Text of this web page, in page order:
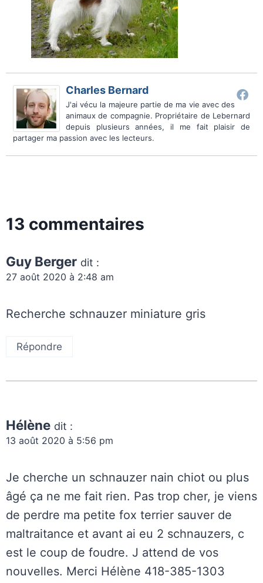
Charles Bernard
J'ai vécu la majeure partie de ma vie avec des
animaux de compagnie. Propriétaire de Lebernard
depuis plusieurs années, il me fait plaisir de
partager ma passion avec les lecteurs.
13 commentaires
Guy Berger dit :
27 août 2020 à 2:48 am
Recherche schnauzer miniature gris
Répondre
Hélène dit :
13 août 2020 à 5:56 pm
Je cherche un schnauzer nain chiot ou plus
âgé ça ne me fait rien. Pas trop cher, je viens
de perdre ma petite fox terrier sauver de
maltraitance et avant ai eu 2 schnauzers, c
est le coup de foudre. J attend de vos
nouvelles. Merci Hélène 418-385-1303